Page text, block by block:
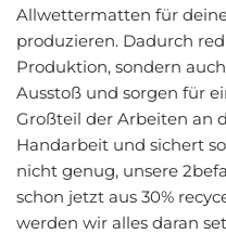
Allwettermatten für
produzieren. Dadurch
Produktion, sondern
Ausstoß und sorgen für
Großteil der Arbeiten an
Handarbeit und sichert
nicht genug, unsere
schon jetzt aus 30%
werden wir alles daran